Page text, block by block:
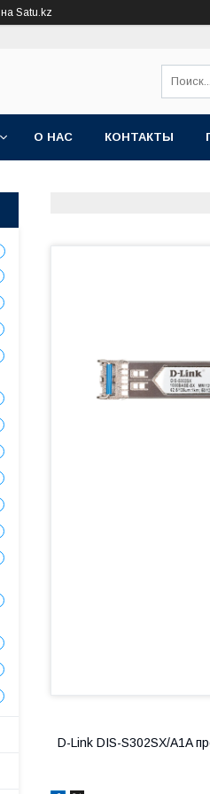
на Satu.kz
О НАС КОНТАКТЫ
D-Link DIS-S302SX/A1A